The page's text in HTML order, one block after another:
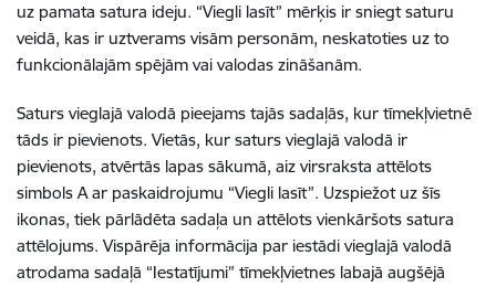
uz pamata satura ideju. “Viegli lasīt” mērķis ir sniegt saturu
veidā, kas ir uztverams visām personām, neskatoties uz to
funkcionālajām spējām vai valodas zināšanām.
Saturs vieglajā valodā pieejams tajās sadaļās, kur tīmekļvietnē
tāds ir pievienots. Vietās, kur saturs vieglajā valodā ir
pievienots, atvērtās lapas sākumā, aiz virsraksta attēlots
simbols A ar paskaidrojumu “Viegli lasīt”. Uzspiežot uz šīs
ikonas, tiek pārlādēta sadaļa un attēlots vienkāršots satura
attēlojums. Vispārēja informācija par iestādi vieglajā valodā
atrodama sadaļā “Iestatījumi” tīmekļvietnes labajā augšējā